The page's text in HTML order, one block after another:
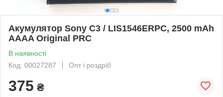
Акумулятор Sony C3 / LIS1546ERPC, 2500 mAh
AAAA Original PRC
В наявності
Код: 00027287
Опт і роздріб
375 ₴